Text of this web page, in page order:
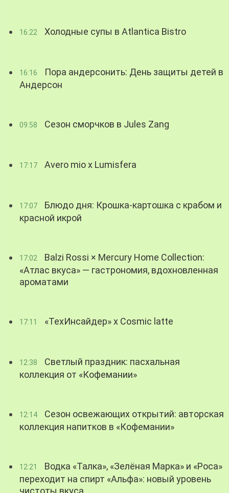
16:22 Холодные супы в Atlantica Bistro
16:16
Пора андерсонить: День защиты детей в
Андерсон
09:58 Сезон сморчков в Jules Zang
17:17 Avero mio x Lumisfera
17:07
Блюдо дня: Крошка-картошка с крабом и
красной икрой
17:02
Balzi Rossi × Mercury Home Collection:
«Атлас вкуса» — гастрономия, вдохновленная
ароматами
17:11 «ТехИнсайдер» х Cosmic latte
12:38
Светлый праздник: пасхальная
коллекция от «Кофемании»
12:14
Сезон освежающих открытий: авторская
коллекция напитков в «Кофемании»
12:21
Водка «Талка», «Зелёная Марка» и «Роса»
переходит на спирт «Альфа»: новый уровень